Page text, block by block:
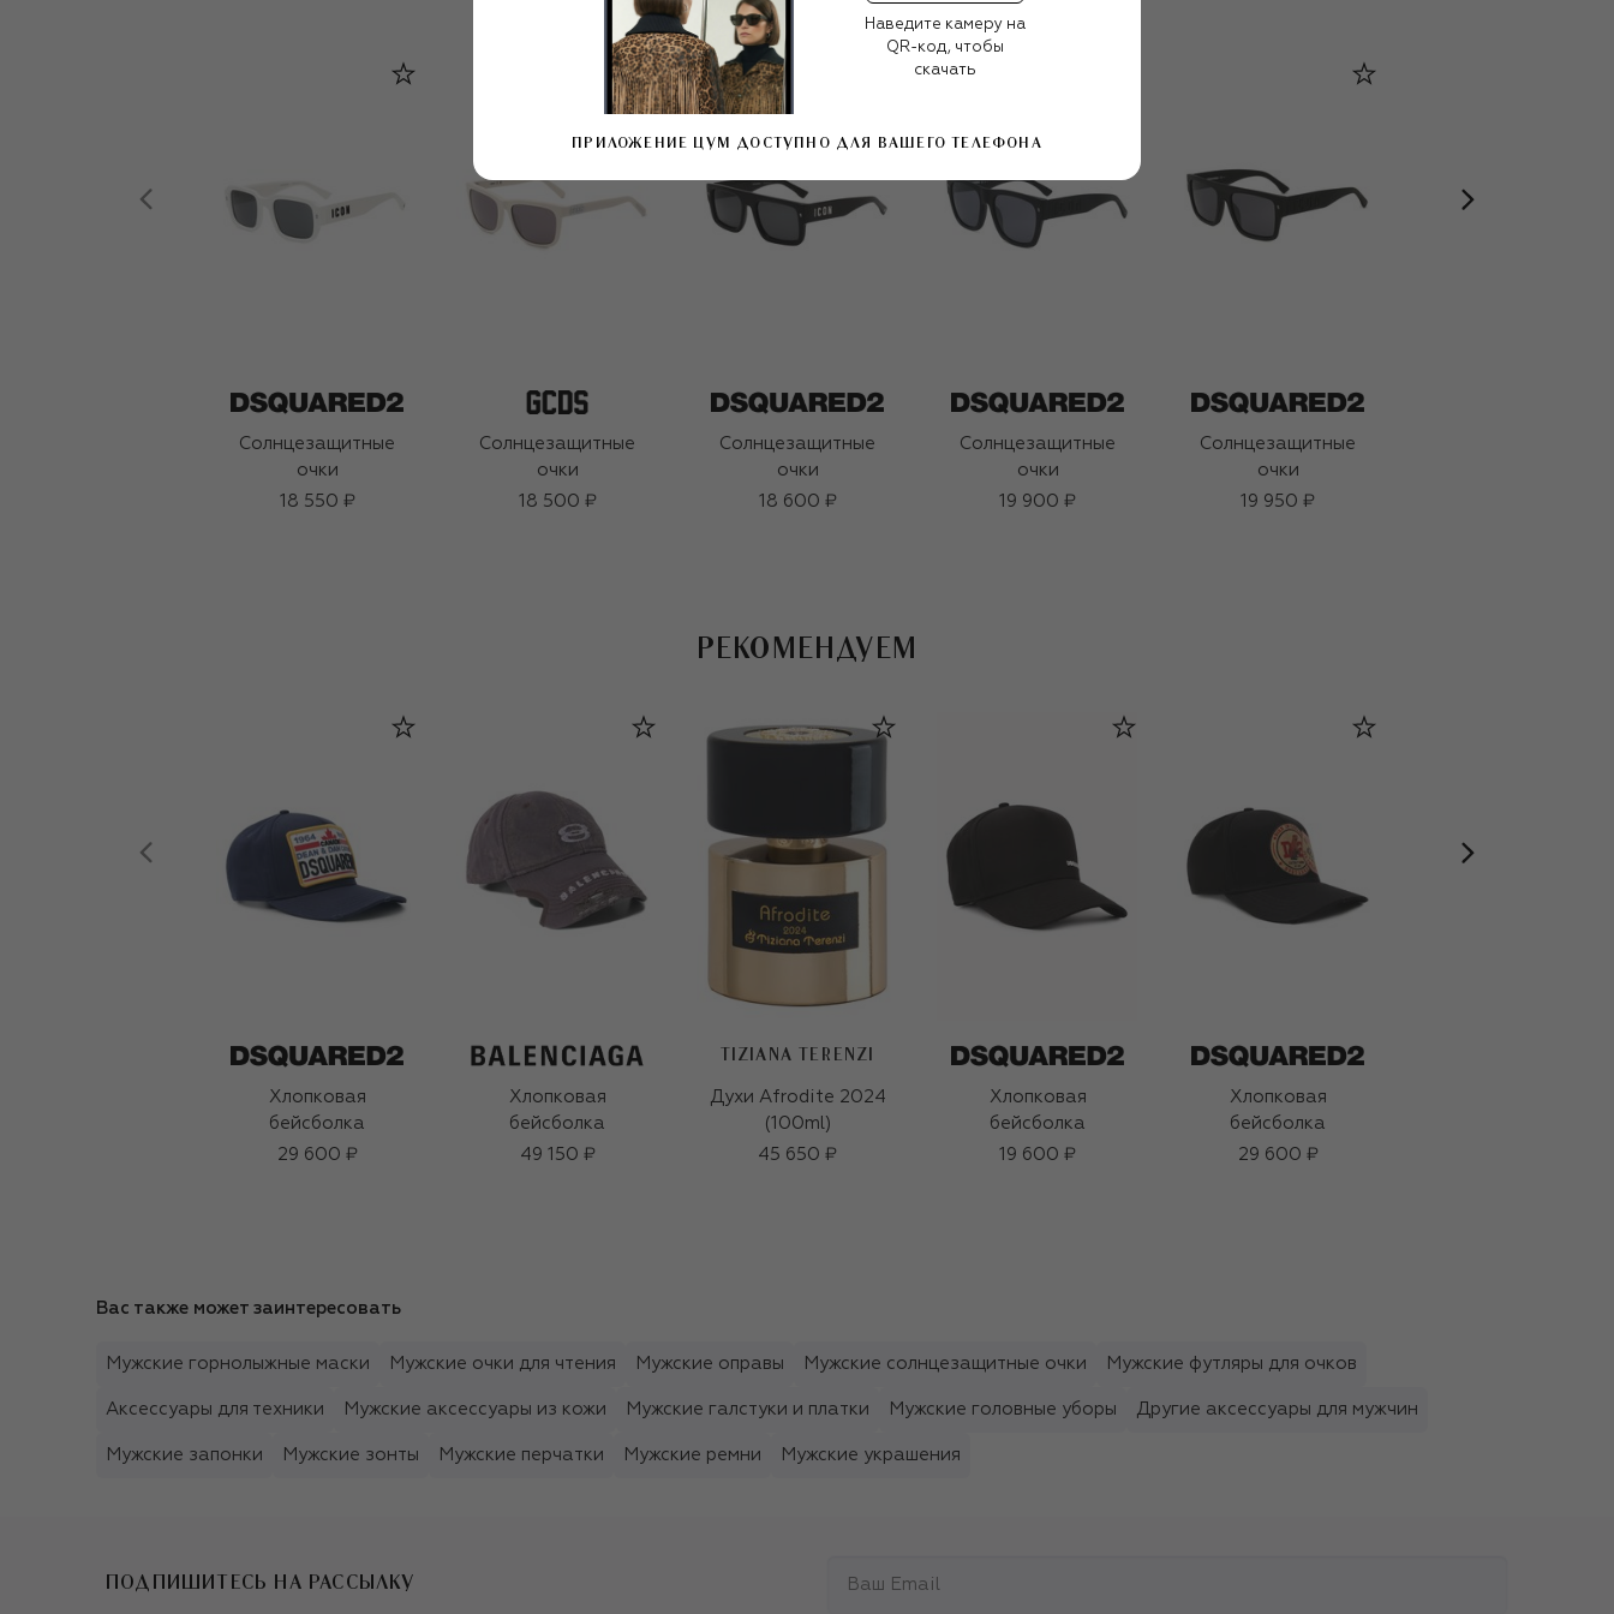
Солнцезащитные
очки
18 550 ₽
Солнцезащитные
очки
18 500 ₽
Солнцезащитные
очки
18 600 ₽
Солнцезащитные
очки
19 900 ₽
Солнцезащитные
очки
19 950 ₽
РЕКОМЕНДУЕМ
Хлопковая
бейсболка
29 600 ₽
Хлопковая
бейсболка
49 150 ₽
TIZIANA TERENZI
Духи Afrodite 2024
(100ml)
45 650 ₽
Хлопковая
бейсболка
19 600 ₽
Хлопковая
бейсболка
29 600 ₽
Вас также может заинтересовать
Мужские горнолыжные маски Мужские очки для чтения Мужские оправы Мужские солнцезащитные очки Мужские футляры для очков
Аксессуары для техники Мужские аксессуары из кожи Мужские галстуки и платки Мужские головные уборы Другие аксессуары для мужчин
Мужские запонки Мужские зонты Мужские перчатки Мужские ремни Мужские украшения
ПОДПИШИТЕСЬ НА РАССЫЛКУ
Наведите камеру на
QR-код, чтобы
скачать
ПРИЛОЖЕНИЕ ЦУМ ДОСТУПНО ДЛЯ ВАШЕГО ТЕЛЕФОНА